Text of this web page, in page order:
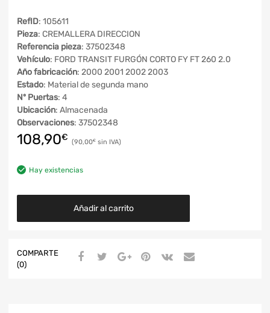
RefID: 105611
Pieza: CREMALLERA DIRECCION
Referencia pieza: 37502348
Vehículo: FORD TRANSIT FURGÓN CORTO FY FT 260 2.0
Año fabricación: 2000 2001 2002 2003
Estado: Material de segunda mano
Nº Puertas: 4
Ubicación: Almacenada
Observaciones: 37502348
108,90€ 90,00€
Hay existencias
Añadir al carrito
COMPARTE
(0)